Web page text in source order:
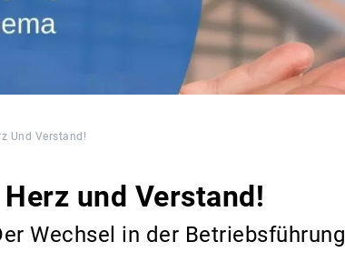
Und Verstand!
und Verstand!
Wechsel in der Betriebsführung